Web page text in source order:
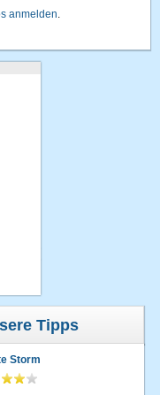
anmelden.
Tipps
Storm